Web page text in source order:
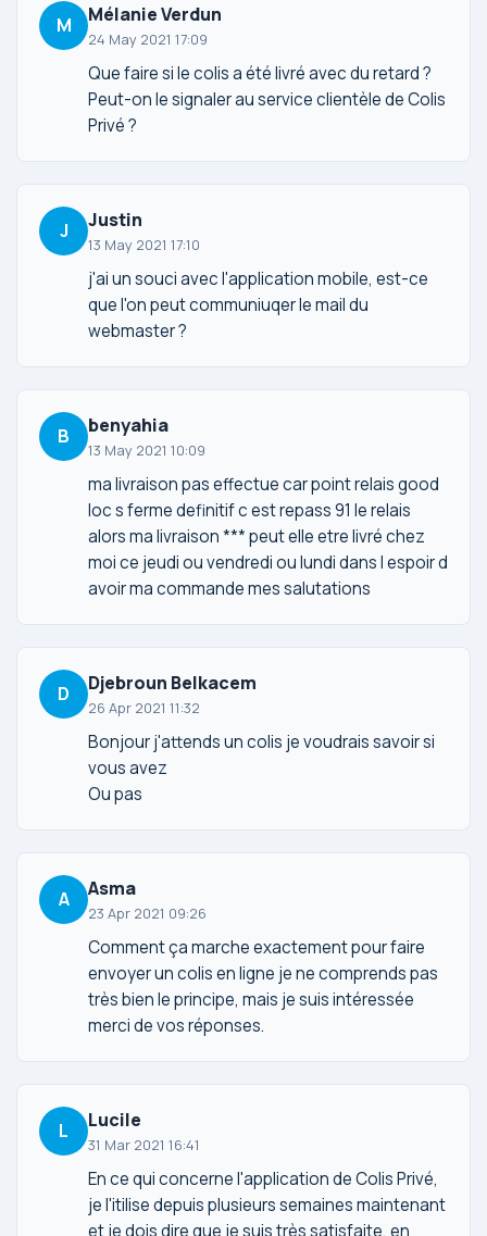
M Mélanie Verdun
24 May 2021 17:09
Que faire si le colis a été livré avec du retard ?
Peut-on le signaler au service clientèle de Colis
Privé ?
J Justin
13 May 2021 17:10
j'ai un souci avec l'application mobile, est-ce
que l'on peut communiuqer le mail du
webmaster ?
B benyahia
13 May 2021 10:09
ma livraison pas effectue car point relais good
loc s ferme definitif c est repass 91 le relais
alors ma livraison *** peut elle etre livré chez
moi ce jeudi ou vendredi ou lundi dans l espoir d
avoir ma commande mes salutations
D Djebroun Belkacem
26 Apr 2021 11:32
Bonjour j'attends un colis je voudrais savoir si
vous avez
Ou pas
A Asma
23 Apr 2021 09:26
Comment ça marche exactement pour faire
envoyer un colis en ligne je ne comprends pas
très bien le principe, mais je suis intéressée
merci de vos réponses.
L Lucile
31 Mar 2021 16:41
En ce qui concerne l'application de Colis Privé,
je l'itilise depuis plusieurs semaines maintenant
et je dois dire que je suis très satisfaite, en